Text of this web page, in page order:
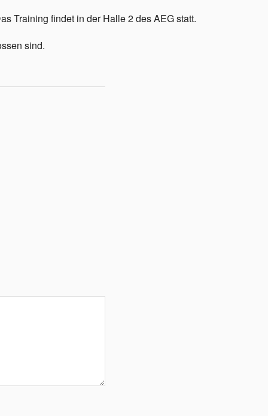
Training findet in der Halle 2 des AEG statt.
sind.